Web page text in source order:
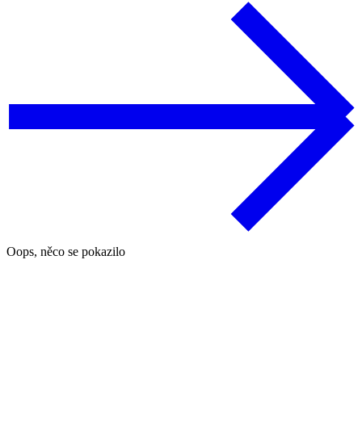
Oops, něco se pokazilo